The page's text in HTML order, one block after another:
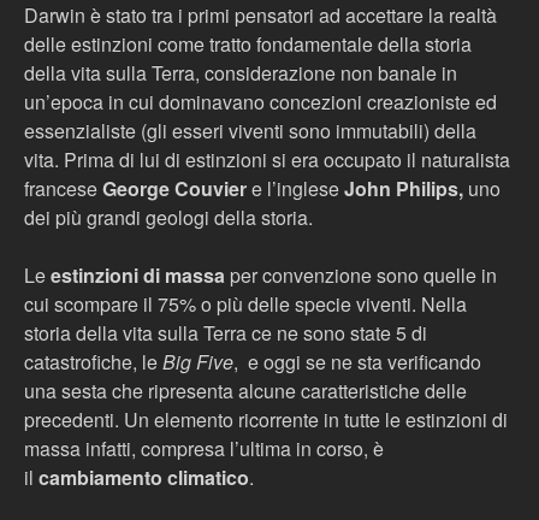
Darwin è stato tra i primi pensatori ad accettare la realtà
delle estinzioni come tratto fondamentale della storia
della vita sulla Terra, considerazione non banale in
un’epoca in cui dominavano concezioni creazioniste ed
essenzialiste (gli esseri viventi sono immutabili) della
vita. Prima di lui di estinzioni si era occupato il naturalista
franceseGeorge Couviere l’ingleseJohn Philips, uno
dei più grandi geologi della storia.
Leestinzioni di massa per convenzione sono quelle in
cui scompare il 75% o più delle specie viventi. Nella
storia della vita sulla Terra ce ne sono state 5 di
catastrofiche, leBig Five, e oggi se ne sta verificando
una sesta che ripresenta alcune caratteristiche delle
precedenti. Un elemento ricorrente in tutte le estinzioni di
massa infatti, compresa l’ultima in corso, è
il cambiamento climatico.